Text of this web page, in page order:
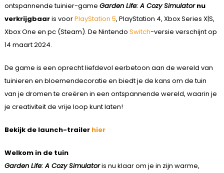
ontspannende tuinier-game Garden Life: A Cozy Simulator nu
verkrijgbaaris voorPlayStation 5, PlayStation 4, Xbox Series X|S,
Xbox One en pc (Steam). De Nintendo Switch-versie verschijnt op
14 maart 2024.
De game is een oprecht liefdevol eerbetoon aan de wereld van
tuinieren en bloemendecoratie en biedt je de kans om de tuin
van je dromen te creëren in een ontspannende wereld, waarin je
je creativiteit de vrije loop kunt laten!
Bekijk de launch-trailer hier
Welkom in de tuin
Garden Life: A Cozy Simulatoris nu klaar om je in zijn warme,